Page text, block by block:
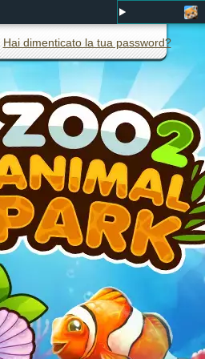
Hai dimenticato la tua password?